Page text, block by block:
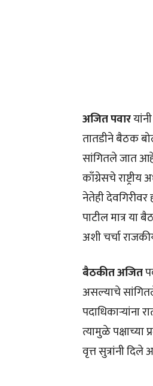
अजित पवार
तातडीने बैठक
सांगितले जात
काँग्रेसचे
नेतेही
पाटील मात्र या
अशी चर्चा
बैठकीत अजित
असल्याचे
त्यामुळे पक्षाच्या
वृत्त सुत्रांनी दिले